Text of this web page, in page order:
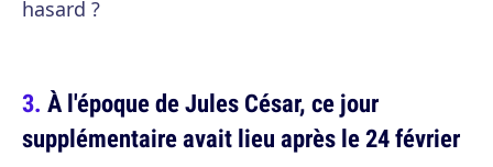
hasard ?
À l'époque de Jules César, ce jour
supplémentaire avait lieu après le 24 février